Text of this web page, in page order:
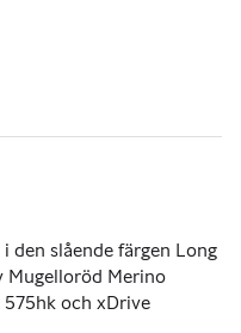
den slående färgen Long
Mugelloröd Merino
och xDrive